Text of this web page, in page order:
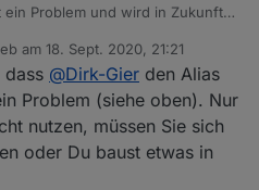
ein Problem und wird in Zukunft
überlegen, um es flexibler zu
am 18. Sept. 2020, 21:21
editiert von
dass @Dirk-Gier den Alias
Problem (siehe oben). Nur
nutzen, müssen Sie sich
oder Du baust etwas in